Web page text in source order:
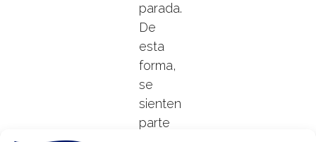
parada.
De
esta
forma,
se
sienten
parte